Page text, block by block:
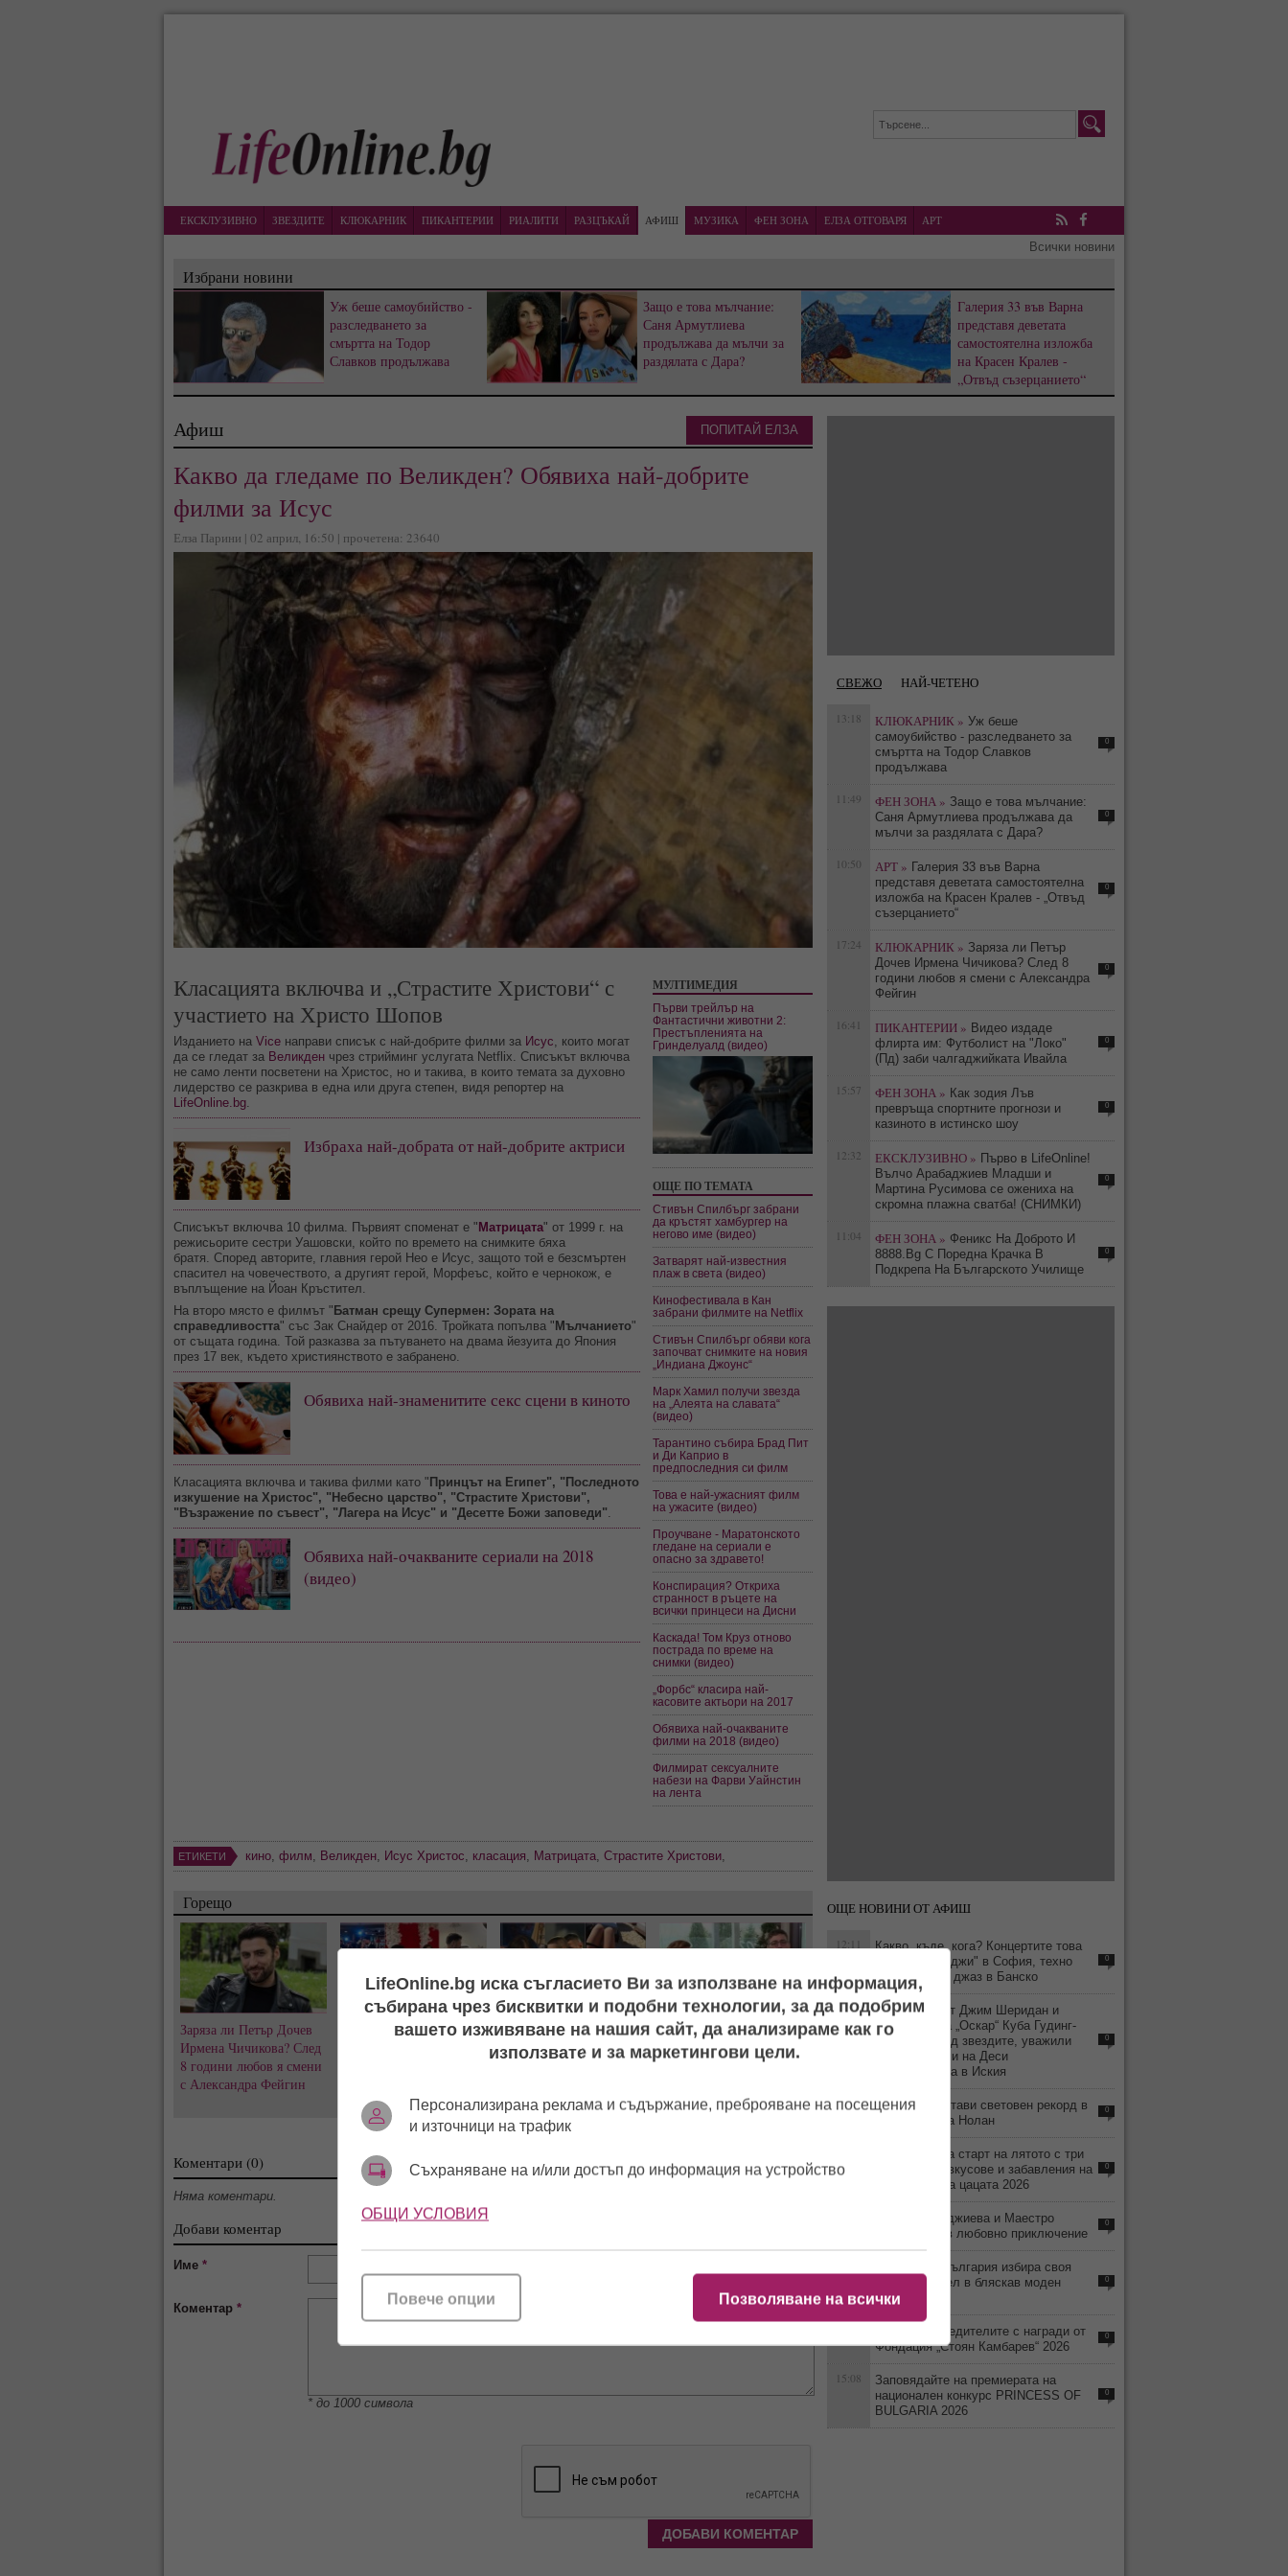
ЕКСКЛУЗИВНО ЗВЕЗДИТЕ КЛЮКАРНИК ПИКАНТЕРИИ РИАЛИТИ РАЗЦЪКАЙ АФИШ МУЗИКА ФЕН ЗОНА ЕЛЗА ОТГОВАРЯ
АРТ
RSS Facebook
Всички новини
Избрани новини
Уж беше самоубийство -
разследването за
смъртта на Тодор
Славков продължава
Защо е това мълчание:
Саня Армутлиева
продължава да мълчи за
раздялата с Дара?
Галерия 33 във Варна
представя деветата
самостоятелна изложба
на Красен Кралев -
„Отвъд съзерцанието“
Афиш
Какво да гледаме по Великден? Обявиха най-добрите
филми за Исус
Елза Парини | 02 април, 16:50 | прочетена: 23640
Класацията включва и „Страстите Христови“ с
участието на Христо Шопов
Изданието на Vice направи списък с най-добрите филми за Исус, които могат
да се гледат за Великден чрез стрийминг услугата Netflix. Списъкът включва
не само ленти посветени на Христос, но и такива, в които темата за духовно
лидерство се разкрива в една или друга степен, видя репортер на
LifeOnline.bg.
Избраха най-добрата от най-добрите актриси
Списъкът включва 10 филма. Първият споменат е " Матрицата" от 1999 г. на
режисьорите сестри Уашовски, който по времето на снимките бяха
братя. Според авторите, главния герой Нео е Исус, защото той е безсмъртен
спасител на човечеството, а другият герой, Морфеъс, който е чернокож, е
въплъщение на Йоан Кръстител.
На второ място е филмът " Батман срещу Супермен: Зората на
справедливостта" със Зак Снайдер от 2016. Тройката попълва " Мълчанието"
от същата година. Той разказва за пътуването на двама йезуита до Япония
през 17 век, където християнството е забранено.
Обявиха най-знаменитите секс сцени в киното
Класацията включва и такива филми като " Принцът на Египет", "Последното
изкушение на Христос", "Небесно царство", "Страстите Христови",
"Възражение по съвест", "Лагера на Исус" и "Десетте Божи заповеди"
Обявиха най-очакваните сериали на 2018
(видео)
МУЛТИМЕДИЯ
Първи трейлър на
Фантастични животни 2:
Престъпленията на
Гринделуалд (видео)
ОЩЕ ПО ТЕМАТА
Стивън Спилбърг забрани
да кръстят хамбургер на
негово име (видео)
Затварят най-известния
плаж в света (видео)
Кинофестивала в Кан
забрани филмите на Netflix
Стивън Спилбърг обяви кога
започват снимките на новия
„Индиана Джоунс“
Марк Хамил получи звезда
на „Алеята на славата“
(видео)
Тарантино събира Брад Пит
и Ди Каприо в
предпоследния си филм
Това е най-ужасният филм
на ужасите (видео)
Проучване - Маратонското
гледане на сериали е
опасно за здравето!
Конспирация? Откриха
странност в ръцете на
всички принцеси на Дисни
Каскада! Том Круз отново
пострада по време на
снимки (видео)
„Форбс“ класира най-
касовите актьори на 2017
Обявиха най-очакваните
филми на 2018 (видео)
Филмират сексуалните
набези на Фарви Уайнстин
на лента
ЕТИКЕТИ кино филм Великден Исус Христос класация Матрицата Страстите Христови
Горещо
Заряза ли Петър Дочев
Ирмена Чичикова? След
8 години любов я смени
с Александра Фейгин
Къна на „Високото":
за Тони не стихват
Видео издаде флирта
им: Футболист на
Нова жена? Геро стопи
50 кила, подмлади се и
сложи край на 20-
Коментари (0)
Няма коментари.
Добави коментар
Име *
Коментар *
* до 1000 символа
ПОПИТАЙ ЕЛЗА
СВЕЖО НАЙ-ЧЕТЕНО
13:18 КЛЮКАРНИК » Уж беше
самоубийство - разследването за
смъртта на Тодор Славков
продължава
0
11:49 ФЕН ЗОНА » Защо е това мълчание:
Саня Армутлиева продължава да
мълчи за раздялата с Дара?
0
10:50 АРТ » Галерия 33 във Варна
представя деветата самостоятелна
изложба на Красен Кралев - „Отвъд
съзерцанието“
0
17:24 КЛЮКАРНИК » Заряза ли Петър
Дочев Ирмена Чичикова? След 8
години любов я смени с Александра
Фейгин
0
16:41 ПИКАНТЕРИИ » Видео издаде
флирта им: Футболист на "Локо"
(Пд) заби чалгаджийката Ивайла
0
15:57 ФЕН ЗОНА » Как зодия Лъв
превръща спортните прогнози и
казиното в истинско шоу
0
12:32 ЕКСКЛУЗИВНО » Първо в LifeOnline!
Вълчо Арабаджиев Младши и
Мартина Русимова сe oжениха на
скромна плажна сватба! (СНИМКИ)
0
11:04 ФЕН ЗОНА » Феникс На Доброто И
8888.Bg С Поредна Крачка В
Подкрепа На Българското Училище
0
ОЩЕ НОВИНИ ОТ АФИШ
12:11
Какво, къде, кога? Концертите това
лято: "Продиджи" в София, техно
край морето, джаз в Банско
0
15:28
Легендарният Джим Шеридан и
носителят на „Оскар“ Куба Гудинг-
Джуниър сред звездите, уважили
новите филми на Деси
Тенекеджиева в Иския
0
14:58
„Одисея“ постави световен рекорд в
боксофиса за Нолан
0
Кранево дава старт на лятото с три
дни музика, вкусове и забавления на
Фестивала на цацата 2026
0
Деси Тенекеджиева и Маестро
Камджалов в любовно приключение
0
Тази вечер България избира своя
нов Топ модел в бляскав моден
спектакъл
0
Обявиха победителите с награди от
Фондация „Стоян Камбарев“ 2026
0
15:08
Заповядайте на премиерата на
национален конкурс PRINCESS OF
BULGARIA 2026
0
LifeOnline.bg иска съгласието Ви за използване на информация,
събирана чрез бисквитки и подобни технологии, за да подобрим
вашето изживяване на нашия сайт, да анализираме как го
използвате и за маркетингови цели.
Персонализирана реклама и съдържание, преброяване на посещения
и източници на трафик
Съхраняване на и/или достъп до информация на устройство
ОБЩИ УСЛОВИЯ
Позволяване на всички
Повече опции